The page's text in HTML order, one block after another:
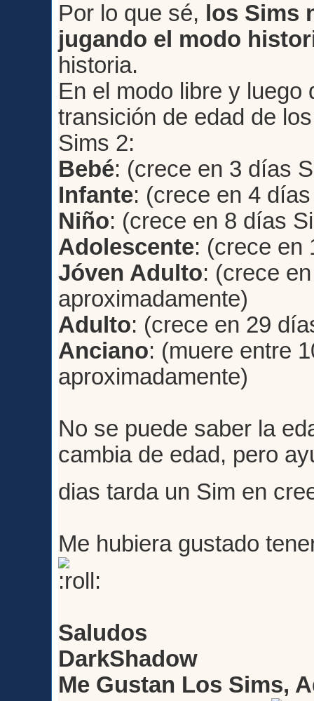
Por lo que sé, los Sims
jugando el modo
historia.
En el modo libre y luego
transición de edad de
Sims 2:
Bebé: (crece en 3 días
Infante: (crece en 4
Niño: (crece en 8 días
Adolescente: (crece en
Jóven Adulto: (crece
aproximadamente)
Adulto: (crece en 29
Anciano: (muere entre
aproximadamente)
No se puede saber la
cambia de edad, pero
dias tarda un Sim en
Me hubiera gustado
Saludos
DarkShadow
Me Gustan Los Sims,